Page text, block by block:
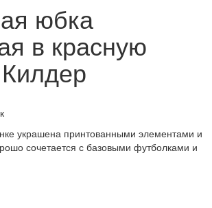
юбка
в красную
украшена принтованными элементами и
сочетается с базовыми футболками и